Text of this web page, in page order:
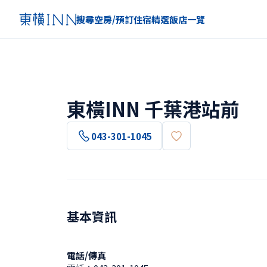
搜尋空房/預訂住宿精選飯店一覽
東橫INN 千葉港站前
043-301-1045
基本資訊
電話/傳真